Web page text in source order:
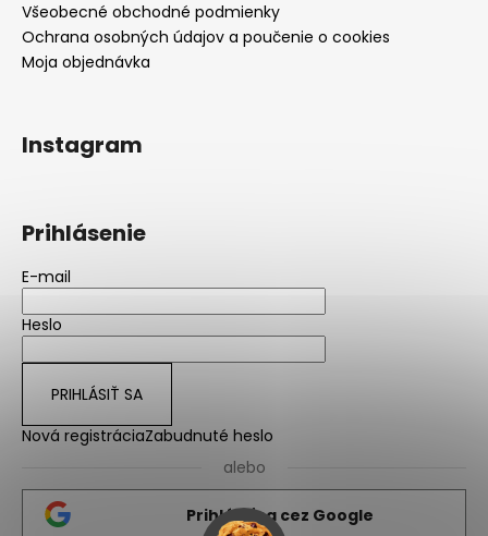
Všeobecné obchodné podmienky
Ochrana osobných údajov a poučenie o cookies
Moja objednávka
Instagram
Prihlásenie
E-mail
Heslo
PRIHLÁSIŤ SA
Nová registráciaZabudnuté heslo
alebo
Prihlásiť sa cez Google